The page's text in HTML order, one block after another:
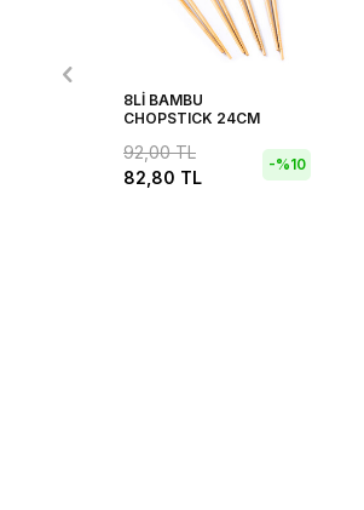
8Lİ BAMBU
CHOPSTICK 24CM
92,00TL
82,80 TL
-%10